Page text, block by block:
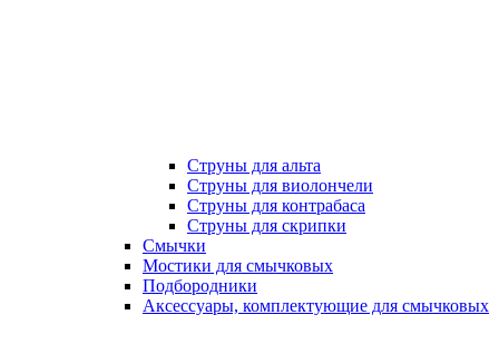
Струны для альта
Струны для виолончели
Струны для контрабаса
Струны для скрипки
Смычки
Мостики для смычковых
Подбородники
Аксеcсуары, комплектующие для смычковых